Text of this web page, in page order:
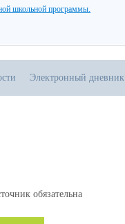
школьной программы.
Электронный дневник
обязательна